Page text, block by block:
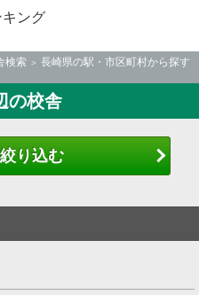
ング
検索
長崎県の駅・市区町村から探す
の校舎
り込む